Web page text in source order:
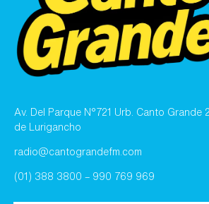
Av. Del Parque N°721 Urb. Canto Grande
de Lurigancho
radio@cantograndefm.com
(01) 388 3800 – 990 769 969